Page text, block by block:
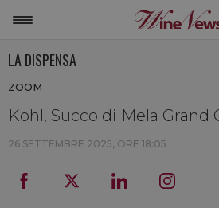
NON SOLO VINO
NEWSLETTER
LA CANTINA DI
LA DISPENSA
ZOOM
Kohl, Succo di Mela Grand
26 SETTEMBRE 2025, ORE 18:05